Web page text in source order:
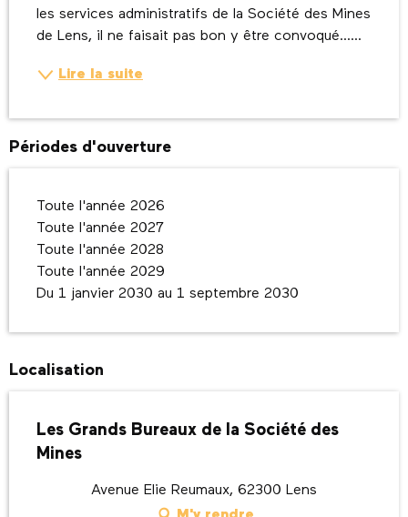
les services administratifs de la Société des Mines
de Lens, il ne faisait pas bon y être convoqué......
Lire la suite
Périodes d'ouverture
Toute l'année 2026
Toute l'année 2027
Toute l'année 2028
Toute l'année 2029
Du 1 janvier 2030 au 1 septembre 2030
Localisation
Les Grands Bureaux de la Société des
Mines
Avenue Elie Reumaux, 62300 Lens